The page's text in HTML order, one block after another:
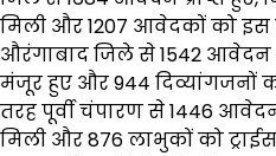
मिली और 1207 आवेदकों को इस
औरंगाबाद जिले से 1542 आवेदन
मंजूर हुए और 944 दिव्यांगजनों
तरह पूर्वी चंपारण से 1446
मिली और 876 लाभुकों को